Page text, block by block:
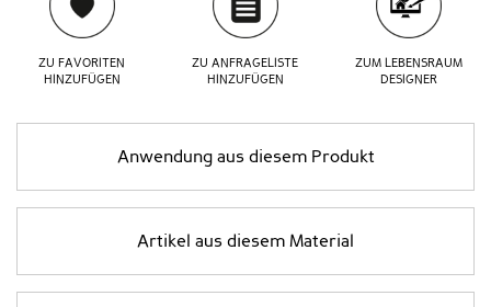
ZU FAVORITEN
HINZUFÜGEN
ZU ANFRAGELISTE
HINZUFÜGEN
ZUM LEBENSRAUM
DESIGNER
Anwendung aus diesem Produkt
Artikel aus diesem Material